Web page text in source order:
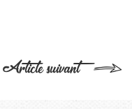
Article suivant